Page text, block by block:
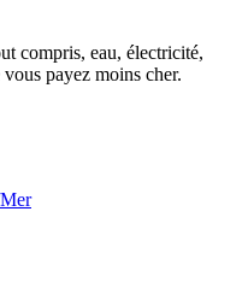
compris, eau, électricité,
payez moins cher.